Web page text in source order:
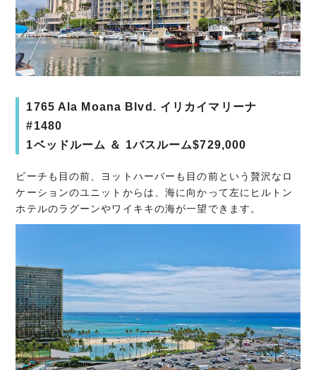
1765 Ala Moana Blvd. イリカイマリーナ
#1480
1ベッドルーム ＆ 1バスルーム$729,000
ビーチも目の前、ヨットハーバーも目の前という贅沢なロ
ケーションのユニットからは、海に向かって左にヒルトン
ホテルのラグーンやワイキキの海が一望できます。